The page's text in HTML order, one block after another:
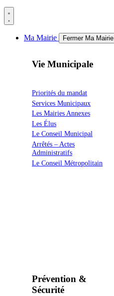
Ma Mairie Fermer Ma Mairie
Vie Municipale
Priorités du mandat
Services Municipaux
Les Mairies Annexes
Les Élus
Le Conseil Municipal
Arrêtés – Actes
Administratifs
Le Conseil Métropolitain
Prévention &
Sécurité